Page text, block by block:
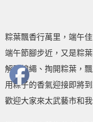
粽葉飄香行萬里，端午佳
端午節腳步近，又是粽葉
解開棉繩、掏開粽葉，
用粽子的香氣迎接即將
歡迎大家來太武藝市和